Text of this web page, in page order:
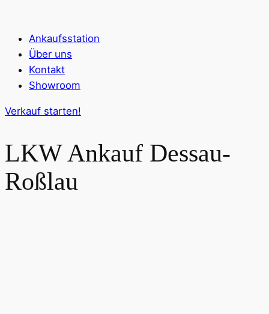
Ankaufsstation
Über uns
Kontakt
Showroom
Verkauf starten!
LKW Ankauf Dessau-
Roßlau